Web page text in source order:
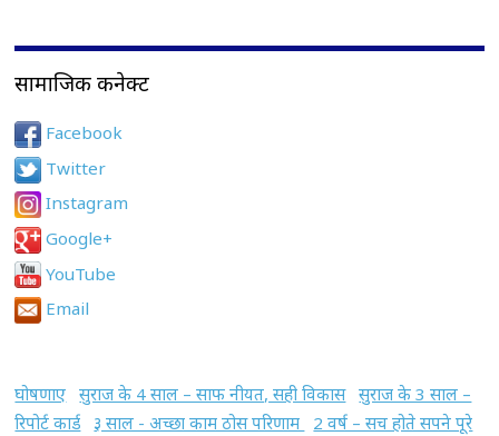
सामाजिक कनेक्ट
Facebook
Twitter
Instagram
Google+
YouTube
Email
घोषणाए सुराज के 4 साल – साफ नीयत, सही विकास सुराज के 3 साल –
रिपोर्ट कार्ड
३ साल - अच्छा काम ठोस परिणाम
2 वर्ष – सच होते सपने पूरे